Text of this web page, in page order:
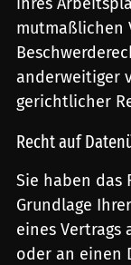
mutmaßlichen
anderweitiger
gerichtlicher
Recht auf
Sie haben das
Grundlage
eines
oder an einen